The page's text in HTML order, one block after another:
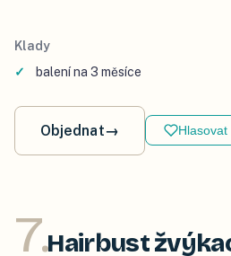
Klady
balení na 3 měsíce
Objednat→ Hlasovat
7.Hairbust